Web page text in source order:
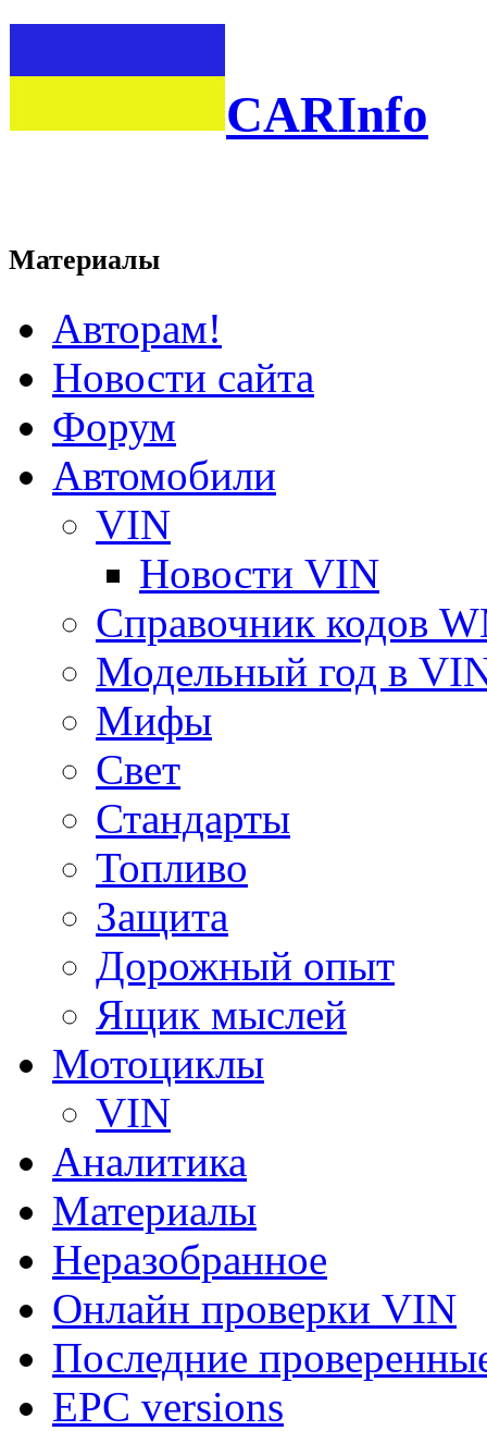
CARInfo
Материалы
Авторам!
Новости сайта
Форум
Автомобили
VIN
Новости VIN
Справочник кодов
Модельный год в
Мифы
Свет
Стандарты
Топливо
Защита
Дорожный опыт
Ящик мыслей
Мотоциклы
VIN
Аналитика
Материалы
Неразобранное
Онлайн проверки VIN
Последние
EPC versions